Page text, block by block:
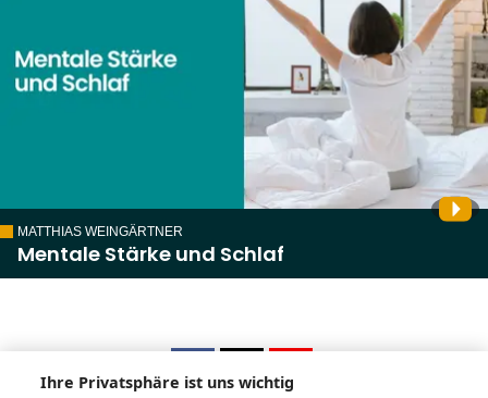
MATTHIAS WEINGÄRTNER
Mentale Stärke und Schlaf
Ihre Privatsphäre ist uns wichtig